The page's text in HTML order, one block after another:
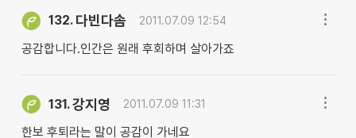
132. 다빈다솜 2011.07.09 12:54
공감합니다.인간은 원래 후회하며 살아가죠
131.강지영 2011.07.09 11:31
한보 후퇴라는 말이 공감이 가네요